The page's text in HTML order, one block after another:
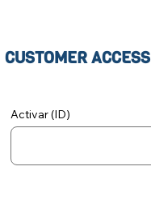
CUSTOMER ACCESS
Activar (ID)